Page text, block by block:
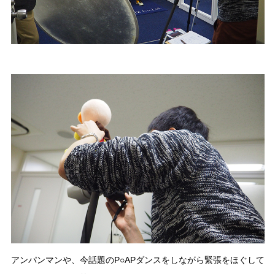
アンパンマンや、今話題のP○APダンスをしながら緊張をほぐして